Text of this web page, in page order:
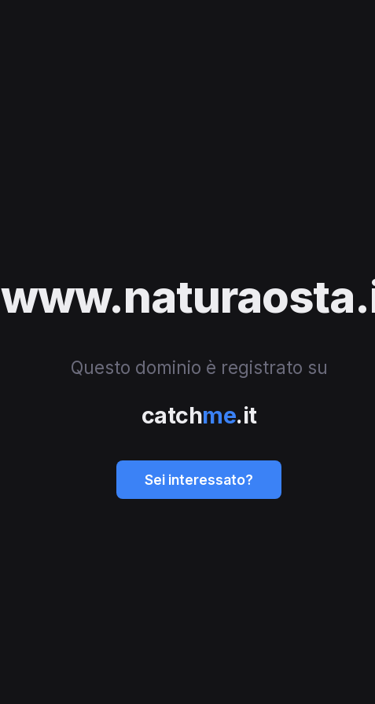
Questo dominio è registrato su
catchme.it
Sei interessato?